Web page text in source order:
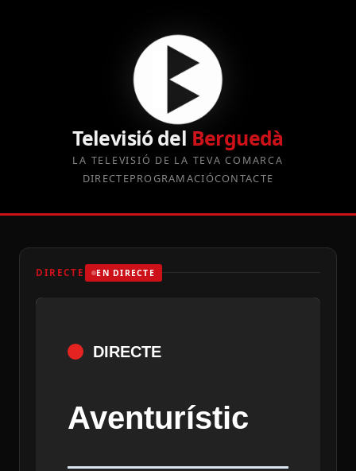
Televisió del Berguedà
LA TELEVISIÓ DE LA TEVA COMARCA
DIRECTEPROGRAMACIÓCONTACTE
DIRECTE EN DIRECTE
DIRECTE
Aventurístic